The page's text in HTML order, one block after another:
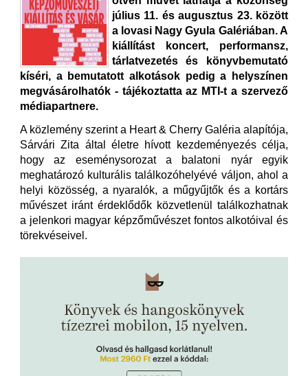
július 11. és augusztus 23. között
a lovasi Nagy Gyula Galériában. A
kiállítást koncert, performansz,
tárlatvezetés és könyvbemutató
kíséri, a bemutatott alkotások pedig a helyszínen
megvásárolhatók - tájékoztatta az MTI-t a szervező
médiapartnere.
A közlemény szerint a Heart & Cherry Galéria alapítója,
Sárvári Zita által életre hívott kezdeményezés célja,
hogy az eseménysorozat a balatoni nyár egyik
meghatározó kulturális találkozóhelyévé váljon, ahol a
helyi közösség, a nyaralók, a műgyűjtők és a kortárs
művészet iránt érdeklődők közvetlenül találkozhatnak
a jelenkori magyar képzőművészet fontos alkotóival és
törekvéseivel.